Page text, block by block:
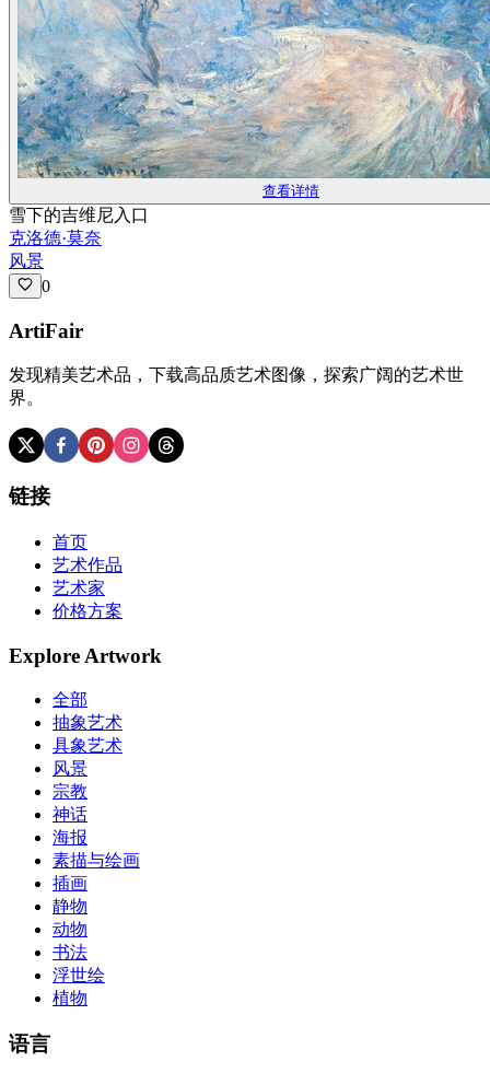
查看详情
雪下的吉维尼入口
克洛德·莫奈
风景
0
ArtiFair
发现精美艺术品，下载高品质艺术图像，探索广阔的艺术世
界。
链接
首页
艺术作品
艺术家
价格方案
Explore Artwork
全部
抽象艺术
具象艺术
风景
宗教
神话
海报
素描与绘画
插画
静物
动物
书法
浮世绘
植物
语言